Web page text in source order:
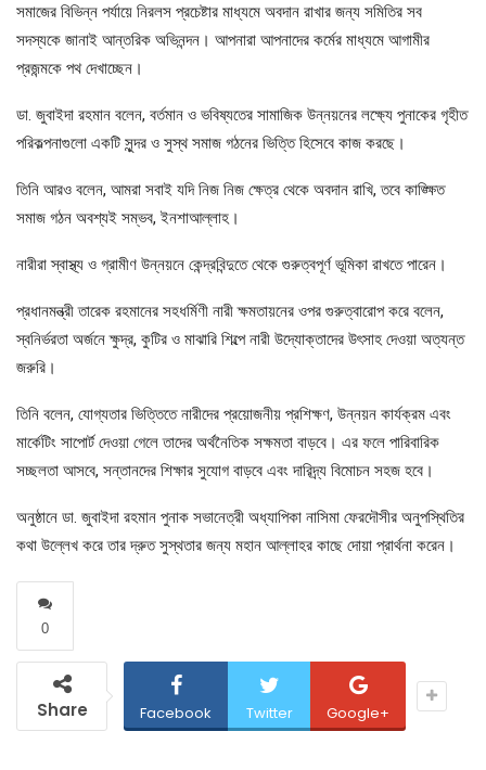
সমাজের বিভিন্ন পর্যায়ে নিরলস প্রচেষ্টার মাধ্যমে অবদান রাখার জন্য সমিতির সব
সদস্যকে জানাই আন্তরিক অভিনন্দন। আপনারা আপনাদের কর্মের মাধ্যমে আগামীর
প্রজন্মকে পথ দেখাচ্ছেন।
ডা. জুবাইদা রহমান বলেন, বর্তমান ও ভবিষ্যতের সামাজিক উন্নয়নের লক্ষ্যে পুনাকের গৃহীত
পরিকল্পনাগুলো একটি সুন্দর ও সুস্থ সমাজ গঠনের ভিত্তি হিসেবে কাজ করছে।
তিনি আরও বলেন, আমরা সবাই যদি নিজ নিজ ক্ষেত্র থেকে অবদান রাখি, তবে কাঙ্ক্ষিত
সমাজ গঠন অবশ্যই সম্ভব, ইনশাআল্লাহ।
নারীরা স্বাস্থ্য ও গ্রামীণ উন্নয়নে কেন্দ্রবিন্দুতে থেকে গুরুত্বপূর্ণ ভূমিকা রাখতে পারেন।
প্রধানমন্ত্রী তারেক রহমানের সহধর্মিণী নারী ক্ষমতায়নের ওপর গুরুত্বারোপ করে বলেন,
স্বনির্ভরতা অর্জনে ক্ষুদ্র, কুটির ও মাঝারি শিল্পে নারী উদ্যোক্তাদের উৎসাহ দেওয়া অত্যন্ত
জরুরি।
তিনি বলেন, যোগ্যতার ভিত্তিতে নারীদের প্রয়োজনীয় প্রশিক্ষণ, উন্নয়ন কার্যক্রম এবং
মার্কেটিং সাপোর্ট দেওয়া গেলে তাদের অর্থনৈতিক সক্ষমতা বাড়বে। এর ফলে পারিবারিক
সচ্ছলতা আসবে, সন্তানদের শিক্ষার সুযোগ বাড়বে এবং দারিদ্র্য বিমোচন সহজ হবে।
অনুষ্ঠানে ডা. জুবাইদা রহমান পুনাক সভানেত্রী অধ্যাপিকা নাসিমা ফেরদৌসীর অনুপস্থিতির
কথা উল্লেখ করে তার দ্রুত সুস্থতার জন্য মহান আল্লাহর কাছে দোয়া প্রার্থনা করেন।
0
Share Facebook Twitter Google+